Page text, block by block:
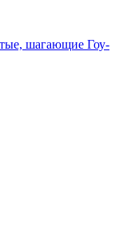
шагающие Гоу-